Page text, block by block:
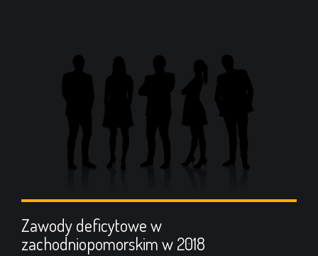
Zawody deficytowe w
zachodniopomorskim w 2018